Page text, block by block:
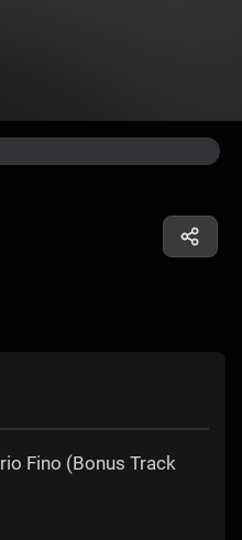
Fino (Bonus Track